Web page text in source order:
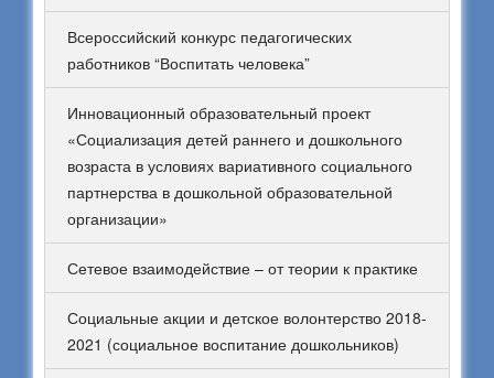
Всероссийский конкурс педагогических
работников “Воспитать человека”
Инновационный образовательный проект
«Социализация детей раннего и дошкольного
возраста в условиях вариативного социального
партнерства в дошкольной образовательной
организации»
Сетевое взаимодействие – от теории к практике
Социальные акции и детское волонтерство 2018-
2021 (социальное воспитание дошкольников)